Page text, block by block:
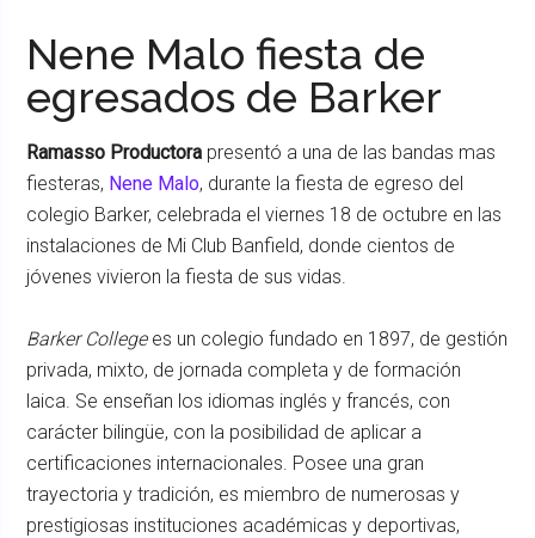
Nene Malo fiesta de
egresados de Barker
Ramasso Productora presentó a una de las bandas mas
fiesteras, Nene Malo, durante la fiesta de egreso del
colegio Barker, celebrada el viernes 18 de octubre en las
instalaciones de Mi Club Banfield, donde cientos de
jóvenes vivieron la fiesta de sus vidas.
Barker Collegees un colegio fundado en 1897, de gestión
privada, mixto, de jornada completa y de formación
laica. Se enseñan los idiomas inglés y francés, con
carácter bilingüe, con la posibilidad de aplicar a
certificaciones internacionales. Posee una gran
trayectoria y tradición, es miembro de numerosas y
prestigiosas instituciones académicas y deportivas,